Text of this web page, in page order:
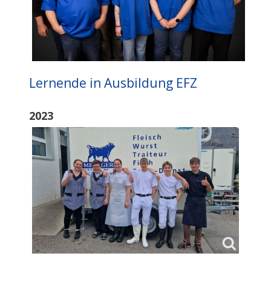
Lernende in Ausbildung EFZ
2023